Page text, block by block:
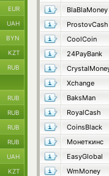
BlaBlaMoney
ProstovCash
CoolCoin
24PayBank
Xchange
BaksMan
RoyalCash
CoinsBlack
Монеткинс
EasyGlobal
WmMoney
EUR
UAH
BYN
KZT
RUB
RUB
RUB
RUB
RUB
UAH
KZT